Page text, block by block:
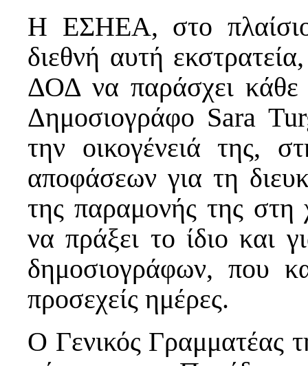
Η ΕΣΗΕΑ, στο
διεθνή αυτή
ΔΟΔ να παράσχει κάθε
Δημοσιογράφο Sara
την οικογένειά της,
αποφάσεων για τη
της παραμονής της
να πράξει το ίδιο και
δημοσιογράφων, που
προσεχείς ημέρες.
Ο Γενικός Γραμματέας